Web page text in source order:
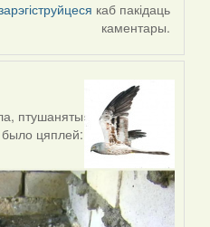
каб пакідаць
каментары.
птушаняты
цяплей: